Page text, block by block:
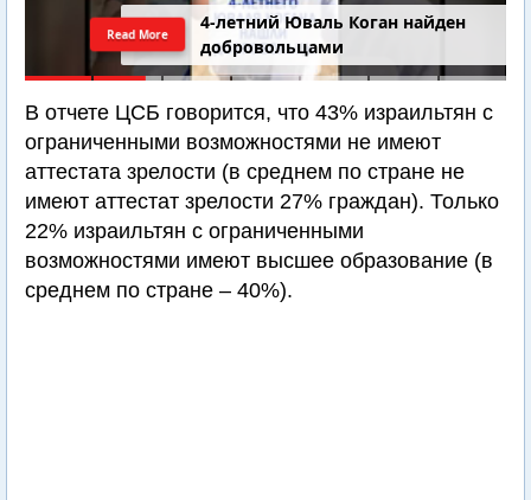
4-летний Юваль Коган найден
добровольцами
Read More
В отчете ЦСБ говорится, что 43% израильтян с
ограниченными возможностями не имеют
аттестата зрелости (в среднем по стране не
имеют аттестат зрелости 27% граждан). Только
22% израильтян с ограниченными
возможностями имеют высшее образование (в
среднем по стране – 40%).